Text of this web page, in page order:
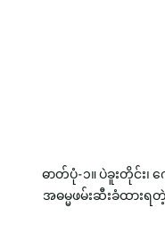
ဓာတ်ပုံ-၁။ ပဲခူးတိုင်း၊
အဓမ္မဖမ်းဆီးခံထား